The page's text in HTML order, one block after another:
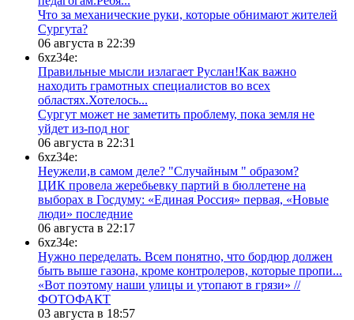
​Что за механические руки, которые обнимают жителей
Сургута?
06 августа в 22:39
6xz34e:
Правильные мысли излагает Руслан!Как важно
находить грамотных специалистов во всех
областях.Хотелось...
Сургут может не заметить проблему, пока земля не
уйдет из-под ног
06 августа в 22:31
6xz34e:
Неужели,в самом деле? "Случайным " образом?
ЦИК провела жеребьевку партий в бюллетене на
выборах в Госдуму: «Единая Россия» первая, «Новые
люди» последние
06 августа в 22:17
6xz34e:
Нужно переделать. Всем понятно, что бордюр должен
быть выше газона, кроме контролеров, которые пропи...
«Вот поэтому наши улицы и утопают в грязи» //
ФОТОФАКТ
03 августа в 18:57